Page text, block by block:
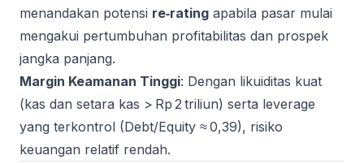
menandakan potensi re‑rating apabila pasar mulai
mengakui pertumbuhan profitabilitas dan prospek
jangka panjang.
Margin Keamanan Tinggi: Dengan likuiditas kuat
(kas dan setara kas > Rp 2 triliun) serta leverage
yang terkontrol (Debt/Equity ≈ 0,39), risiko
keuangan relatif rendah.